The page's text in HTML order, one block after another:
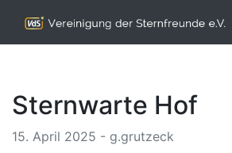
Sternwarte Hof
15. April 2025 - g.grutzeck